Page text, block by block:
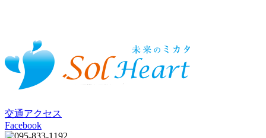
交通アクセス
Facebook